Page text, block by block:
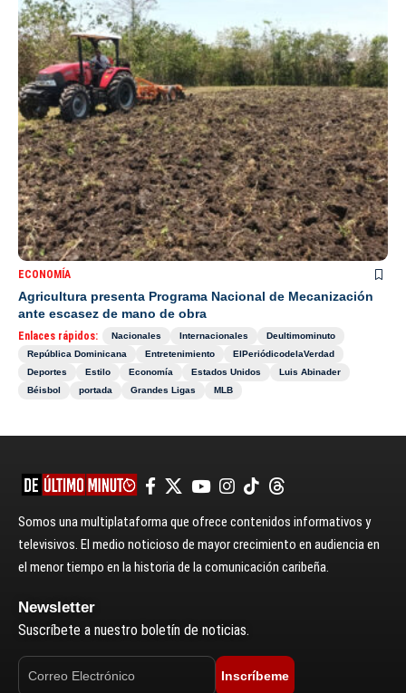
ECONOMÍA
Agricultura presenta Programa Nacional de Mecanización
ante escasez de mano de obra
Enlaces rápidos: Nacionales Internacionales
Deultimominuto
República Dominicana
Entretenimiento
ElPeriódicodelaVerdad
Deportes
Estilo Economía Estados Unidos
Luis Abinader
Béisbol
portada Grandes Ligas MLB
Somos una multiplataforma que ofrece contenidos informativos y
televisivos. El medio noticioso de mayor crecimiento en audiencia en
el menor tiempo en la historia de la comunicación caribeña.
Newsletter
Suscríbete a nuestro boletín de noticias.
Inscríbeme